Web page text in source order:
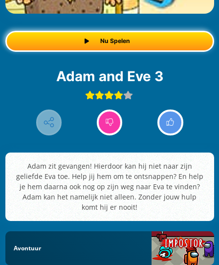
Nu Spelen
Adam and Eve 3
Adam zit gevangen! Hierdoor kan hij niet naar zijn
geliefde Eva toe. Help jij hem om te ontsnappen? En help
je hem daarna ook nog op zijn weg naar Eva te vinden?
Adam kan het namelijk niet alleen. Zonder jouw hulp
komt hij er nooit!
Avontuur